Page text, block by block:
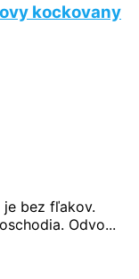
kockovany
je bez fľakov.
Odvo...